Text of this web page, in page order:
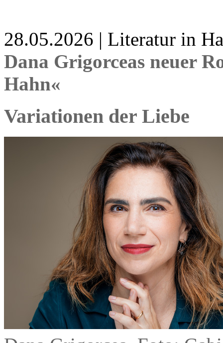
28.05.2026 | Literatur in
Dana Grigorceas neuer
Hahn«
Variationen der Liebe